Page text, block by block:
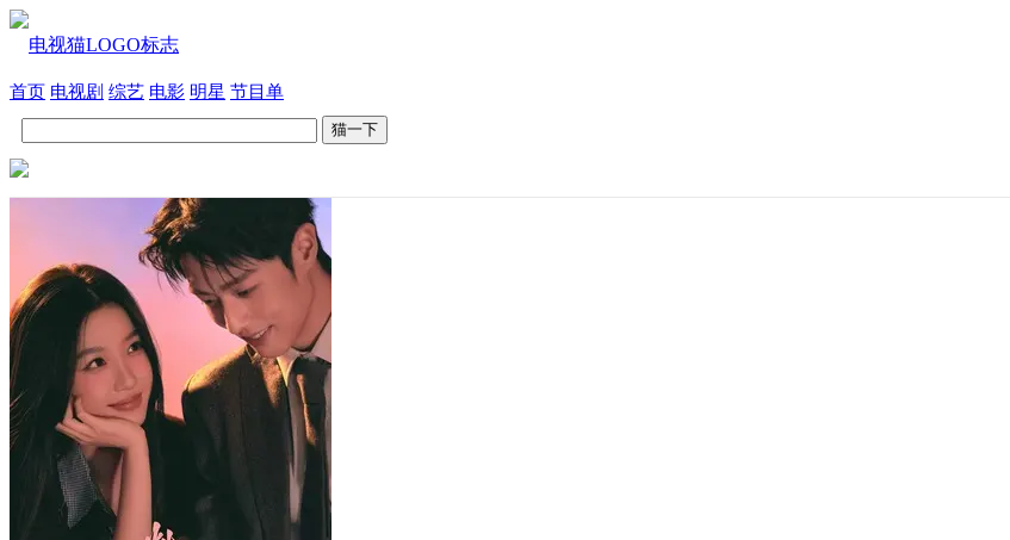
首页 电视剧 综艺 电影 明星 节目单
猫一下